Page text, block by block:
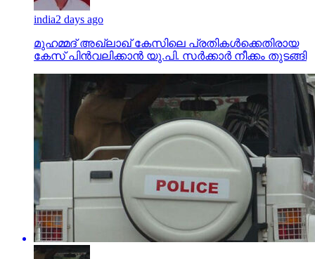
india2 days ago
മുഹമ്മദ് അഖ്‌ലാഖ് കേസിലെ പ്രതികള്‍ക്കെതിരായ
കേസ് പിന്‍വലിക്കാന്‍ യു.പി. സര്‍ക്കാര്‍ നീക്കം തുടങ്ങി